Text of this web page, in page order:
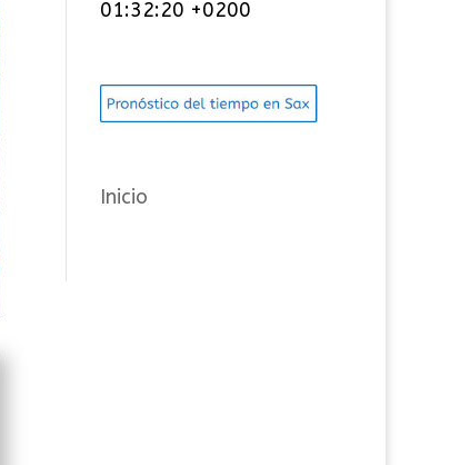
g
r
í
s
01:32:21 +0200
Inicio